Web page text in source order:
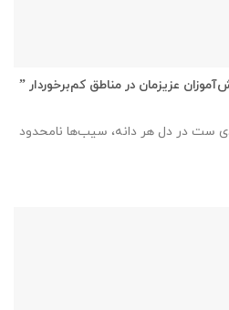
عزیزمان در مناطق کم‌برخوردار ”
ست در دل هر دانه، سیب‌ها نامحدود